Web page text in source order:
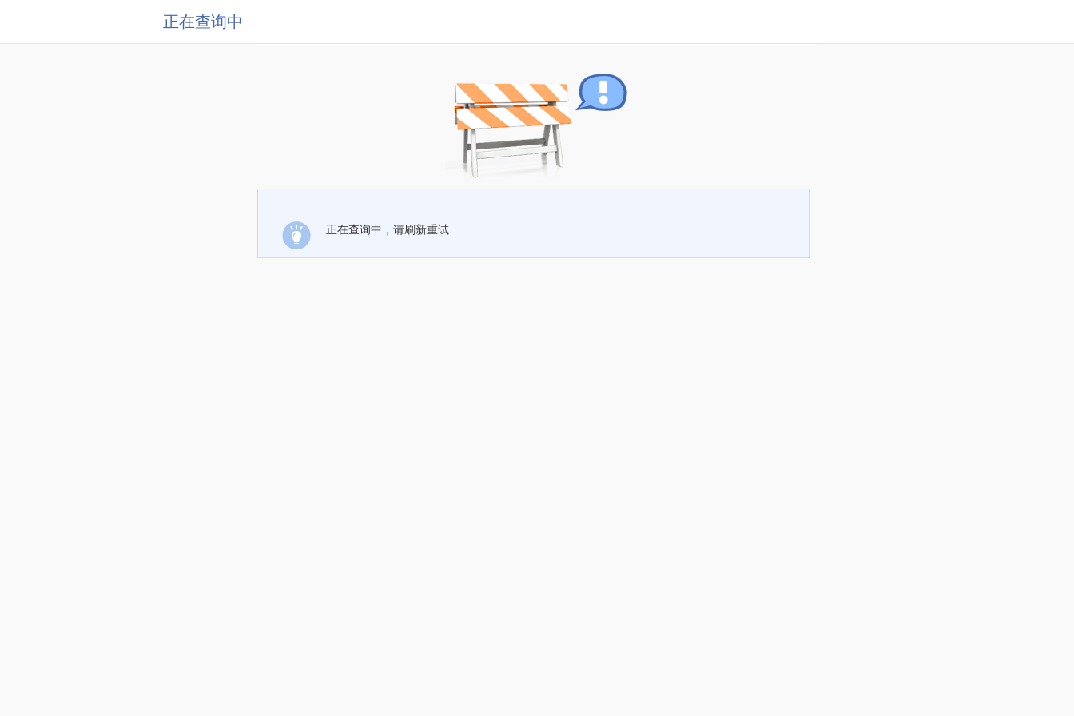
正在查询中
正在查询中，请刷新重试